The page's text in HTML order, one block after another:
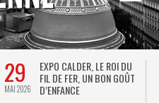
29
MAI 2026
EXPO CALDER, LE ROI DU
FIL DE FER, UN BON GOÛT
D’ENFANCE